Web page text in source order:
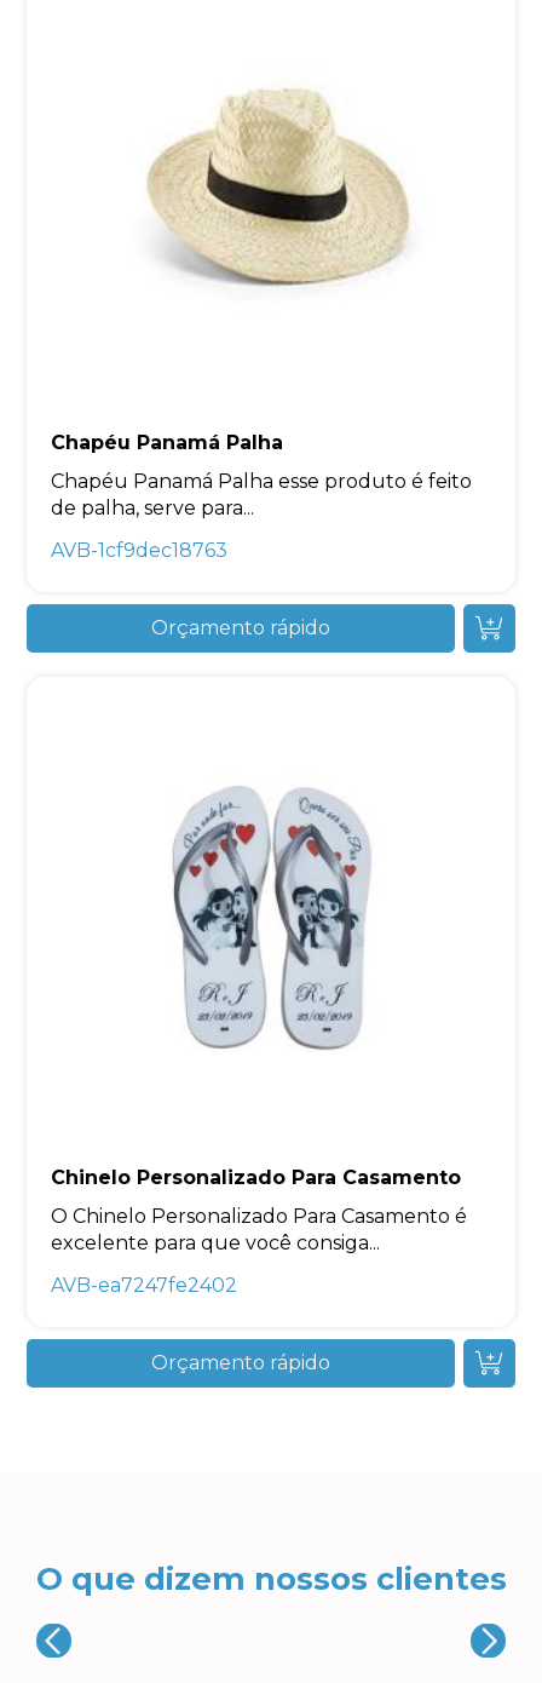
Chapéu Panamá Palha
Chapéu Panamá Palha esse produto é feito
de palha, serve para...
AVB-1cf9dec18763
Orçamento rápido
Chinelo Personalizado Para Casamento
O Chinelo Personalizado Para Casamento é
excelente para que você consiga...
AVB-ea7247fe2402
Orçamento rápido
O que dizem nossos clientes